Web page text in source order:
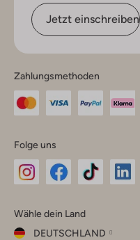
Jetzt einschreiben
Zahlungsmethoden
Folge uns
Instagram
Facebook
TikTok
Wähle dein Land
DEUTSCHLAND